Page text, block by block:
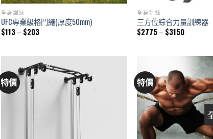
全身訓練
UFC專業級格鬥繩(厚度50mm)
$113 – $203Price
range:
$203
全身訓練
三方位綜合力量訓練器
$2775– $3150Price
$3150
特價 特價